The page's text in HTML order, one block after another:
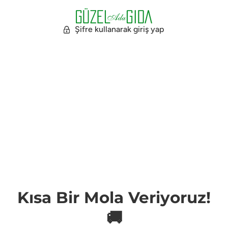
Şifre kullanarak giriş yap
Kısa Bir Mola Veriyoruz!
🚚